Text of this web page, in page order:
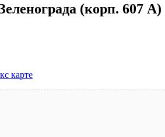
(корп. 607 A)
карте